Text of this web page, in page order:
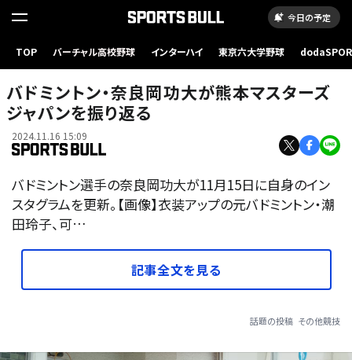
今日の予定
TOP バーチャル高校野球 インターハイ 東京六大学野球
バドミントン・奈良岡功大が熊本マスターズ
ジャパンを振り返る
2024.11.16 15:09
バドミントン選手の奈良岡功大が11月15日に自身のイン
スタグラムを更新。【画像】衣装アップの元バドミントン・潮
田玲子、可…
記事全文を見る
話題の投稿 その他競技